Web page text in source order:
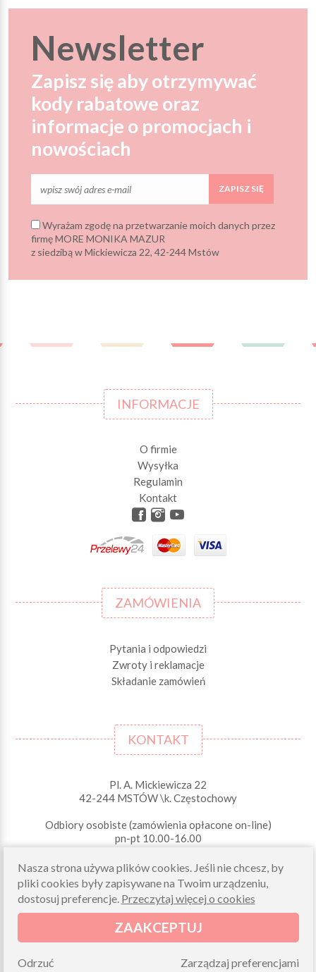
Newsletter
Zapisz się aby otrzymywać
kody rabatowe oraz
informacje o promocjach i
nowościach
ZAPISZ SIĘ
Wyrażam zgodę na przetwarzanie moich danych przez
firmę MORE MONIKA MAZUR
z siedzibą w Mickiewicza 22, 42-244 Mstów
INFORMACJE
O firmie
Wysyłka
Regulamin
Kontakt
ZAMÓWIENIA
Pytania i odpowiedzi
Zwroty i reklamacje
Składanie zamówień
KONTAKT
Pl. A. Mickiewicza 22
42-244 MSTÓW \k. Częstochowy
Odbiory osobiste (zamówienia opłacone on-line)
pn-pt 10.00-16.00
+48 34 506 50 60
+48 34 506 50 70
NIP 573 262 56 01
Nasza strona używa plików cookies. Jeśli nie chcesz, by
pliki cookies były zapisywane na Twoim urządzeniu,
dostosuj preferencje. Przeczytaj więcej o cookies
ZAAKCEPTUJ
Zarządzaj preferencjami
Odrzuć